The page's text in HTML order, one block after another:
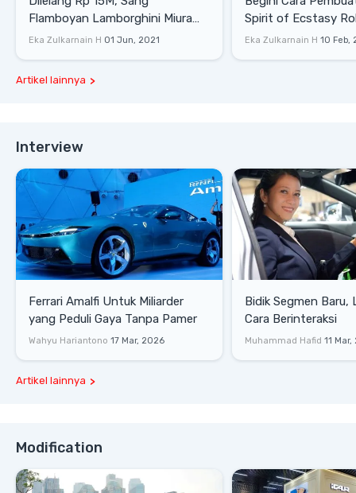
Flamboyan Lamborghini Miura
P400 S
Eka Zulkarnain H 01 Jun, 2021
Spirit of Ecstasy
Eka Zulkarnain H 10 Feb,
Artikel lainnya
Interview
Ferrari Amalfi Untuk Miliarder
yang Peduli Gaya Tanpa Pamer
Wahyu Hariantono 17 Mar, 2026
Bidik Segmen Baru,
Cara Berinteraksi
Muhammad Hafid 11
Artikel lainnya
Modification